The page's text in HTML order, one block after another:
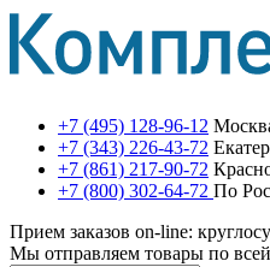
+7 (495) 128-96-12
+7 (343) 226-43-72
+7 (861) 217-90-72
+7 (800) 302-64-72 По
Прием заказов on-line:
Мы отправляем товары по